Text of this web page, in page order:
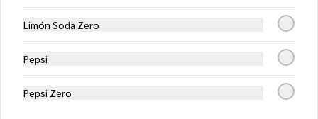
Salsa de tomates, mozzarella, jamón,
Limón Soda Zero
Pepsi
Pepsi Zero